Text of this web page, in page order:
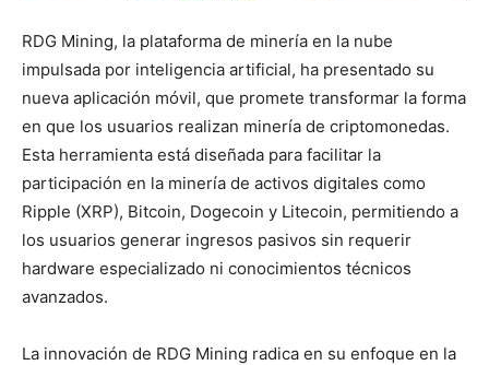
RDG Mining, la plataforma de minería en la nube
impulsada por inteligencia artificial, ha presentado su
nueva aplicación móvil, que promete transformar la forma
en que los usuarios realizan minería de criptomonedas.
Esta herramienta está diseñada para facilitar la
participación en la minería de activos digitales como
Ripple (XRP), Bitcoin, Dogecoin y Litecoin, permitiendo a
los usuarios generar ingresos pasivos sin requerir
hardware especializado ni conocimientos técnicos
avanzados.
La innovación de RDG Mining radica en su enfoque en la